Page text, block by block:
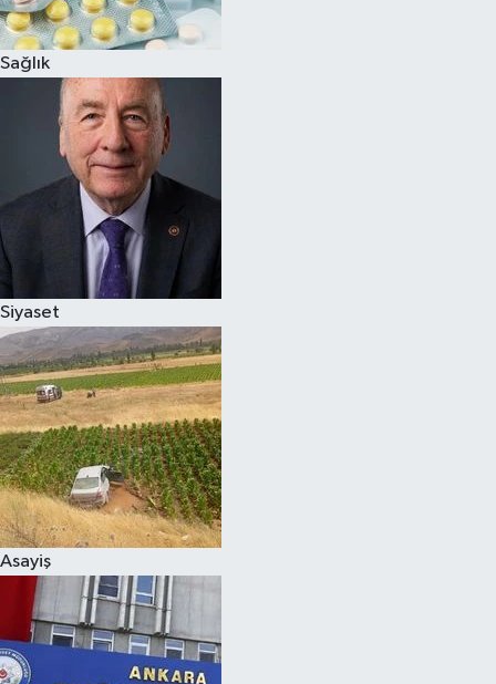
Sağlık
Siyaset
Asayiş
Siyaset
Teknoloji
Televizyon
Yaşam-Çevre